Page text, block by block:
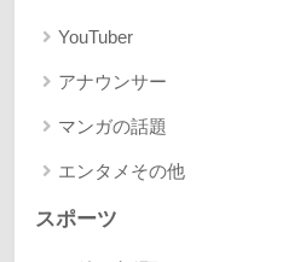
YouTuber
アナウンサー
マンガの話題
エンタメその他
スポーツ